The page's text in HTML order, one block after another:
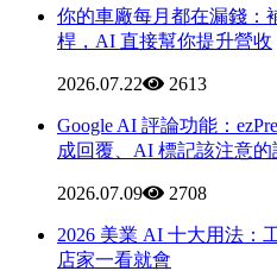
你的車廠每月都在漏錢：
桿，AI 直接幫你提升營收
2026.07.22 2613
Google AI 評論功能：
成回覆、AI 標記該注意的
2026.07.09 2708
2026 美業 AI 十大用法：
店家一看就會